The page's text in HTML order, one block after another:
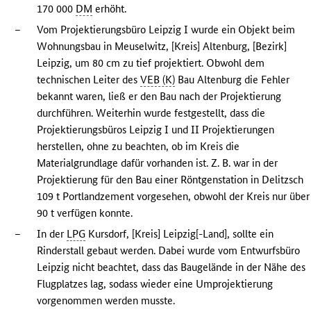
170 000 DM erhöht.
–
Vom Projektierungsbüro Leipzig I wurde ein Objekt beim
Wohnungsbau in Meuselwitz, [Kreis] Altenburg, [Bezirk]
Leipzig, um 80 cm zu tief projektiert. Obwohl dem
technischen Leiter desVEB (K) Bau Altenburg die Fehler
bekannt waren, ließ er den Bau nach der Projektierung
durchführen. Weiterhin wurde festgestellt, dass die
Projektierungsbüros Leipzig I und II Projektierungen
herstellen, ohne zu beachten, ob im Kreis die
Materialgrundlage dafür vorhanden ist. Z. B. war in der
Projektierung für den Bau einer Röntgenstation in Delitzsch
109 t Portlandzement vorgesehen, obwohl der Kreis nur über
90 t verfügen konnte.
–
In der LPG Kursdorf, [Kreis] Leipzig[-Land], sollte ein
Rinderstall gebaut werden. Dabei wurde vom Entwurfsbüro
Leipzig nicht beachtet, dass das Baugelände in der Nähe des
Flugplatzes lag, sodass wieder eine Umprojektierung
vorgenommen werden musste.